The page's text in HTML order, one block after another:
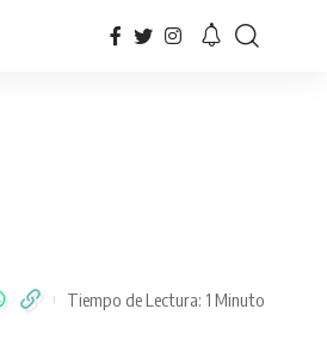
Tiempo de Lectura: 1 Minuto